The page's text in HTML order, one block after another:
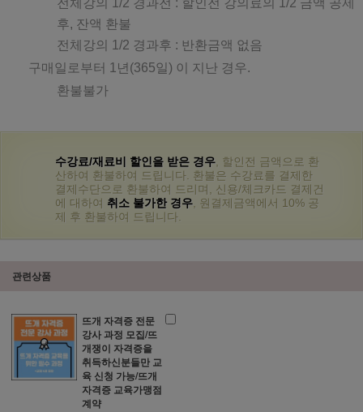
전체강의 1/2 경과전 : 할인전 강의료의 1/2 금액 공제
후, 잔액 환불
전체강의 1/2 경과후 : 반환금액 없음
구매일로부터 1년(365일) 이 지난 경우.
환불불가
수강료/재료비 할인을 받은 경우, 할인전 금액으로 환
산하여 환불하여 드립니다. 환불은 수강료를 결제한
결제수단으로 환불하여 드리며, 신용/체크카드 결제건
에 대하여 취소 불가한 경우, 원결제금액에서 10% 공
제 후 환불하여 드립니다.
관련상품
뜨개 자격증 전문
강사 과정 모집/뜨
개쟁이 자격증을
취득하신분들만 교
육 신청 가능/뜨개
자격증 교육가맹점
계약